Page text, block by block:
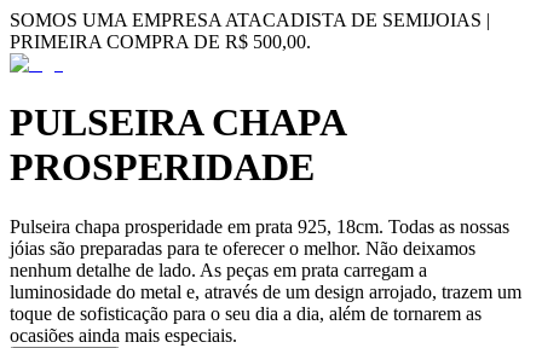
SOMOS UMA EMPRESA ATACADISTA DE SEMIJOIAS |
PRIMEIRA COMPRA DE R$ 500,00.
PULSEIRA CHAPA
PROSPERIDADE
Pulseira chapa prosperidade em prata 925, 18cm. Todas as nossas
jóias são preparadas para te oferecer o melhor. Não deixamos
nenhum detalhe de lado. As peças em prata carregam a
luminosidade do metal e, através de um design arrojado, trazem um
toque de sofisticação para o seu dia a dia, além de tornarem as
ocasiões ainda mais especiais.